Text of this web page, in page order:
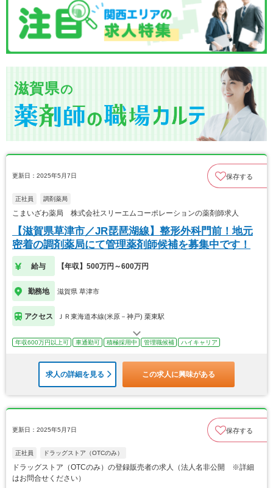
滋賀県の
更新日：2025年5月7日 保存する
正社員 調剤薬局
こまいざわ薬局 株式会社スリーエムコーポレーションの薬剤師求人
【滋賀県草津市／JR琵琶湖線】整形外科門前！地元
密着の調剤薬局にて管理薬剤師候補を募集中です！
給与 【年収】500万円～600万円
勤務地 滋賀県 草津市
アクセス ＪＲ東海道本線(米原－神戸) 栗東駅
年収600万円以上可 車通勤可 積極採用中 管理職候補 ハイキャリア
求人の詳細を見る この求人に興味がある
更新日：2025年5月7日 保存する
正社員 ドラッグストア（OTCのみ）
ドラッグストア（OTCのみ）の登録販売者の求人（法人名非公開 ※詳細
はお問合せください）